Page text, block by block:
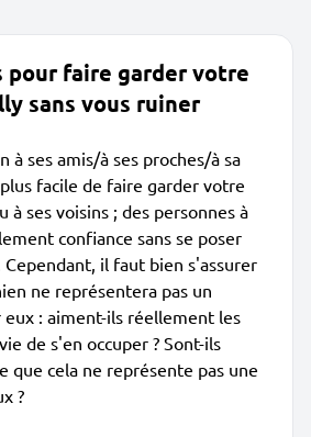
pour faire garder votre
sans vous ruiner
à ses amis/à ses proches/à sa
facile de faire garder votre
à ses voisins ; des personnes à
confiance sans se poser
il faut bien s'assurer
ne représentera pas un
: aiment-ils réellement les
de s'en occuper ? Sont-ils
que cela ne représente pas une
?